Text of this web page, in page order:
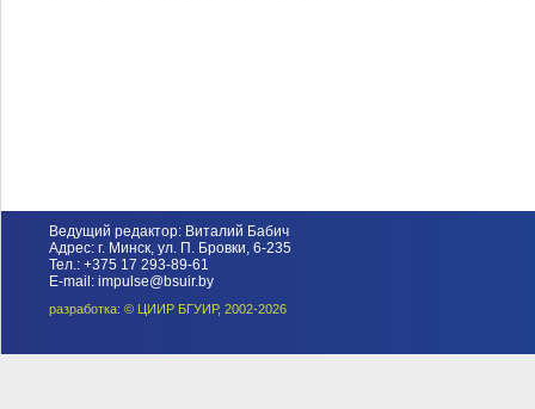
Ведущий редактор: Виталий Бабич
Адрес: г. Минск, ул. П. Бровки, 6-235
Тел.: +375 17 293-89-61
E-mail: impulse@bsuir.by
разработка: © ЦИИР БГУИР, 2002-2026